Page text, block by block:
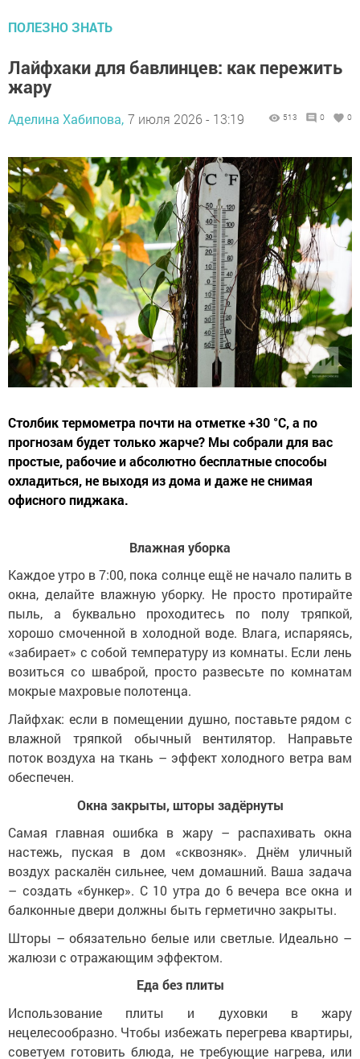
ПОЛЕЗНО ЗНАТЬ
Лайфхаки для бавлинцев: как пережить
жару
Аделина Хабипова, 7 июля 2026 - 13:19 513 0 0
Столбик термометра почти на отметке +30 °C, а по
прогнозам будет только жарче? Мы собрали для вас
простые, рабочие и абсолютно бесплатные способы
охладиться, не выходя из дома и даже не снимая
офисного пиджака.
Влажная уборка
Каждое утро в 7:00, пока солнце ещё не начало палить в
окна, делайте влажную уборку. Не просто протирайте
пыль, а буквально проходитесь по полу тряпкой,
хорошо смоченной в холодной воде. Влага, испаряясь,
«забирает» с собой температуру из комнаты. Если лень
возиться со шваброй, просто развесьте по комнатам
мокрые махровые полотенца.
Лайфхак: если в помещении душно, поставьте рядом с
влажной тряпкой обычный вентилятор. Направьте
поток воздуха на ткань – эффект холодного ветра вам
обеспечен.
Окна закрыты, шторы задёрнуты
Самая главная ошибка в жару – распахивать окна
настежь, пуская в дом «сквозняк». Днём уличный
воздух раскалён сильнее, чем домашний. Ваша задача
– создать «бункер». С 10 утра до 6 вечера все окна и
балконные двери должны быть герметично закрыты.
Шторы – обязательно белые или светлые. Идеально –
жалюзи с отражающим эффектом.
Еда без плиты
Использование плиты и духовки в жару
нецелесообразно. Чтобы избежать перегрева квартиры,
советуем готовить блюда, не требующие нагрева, или